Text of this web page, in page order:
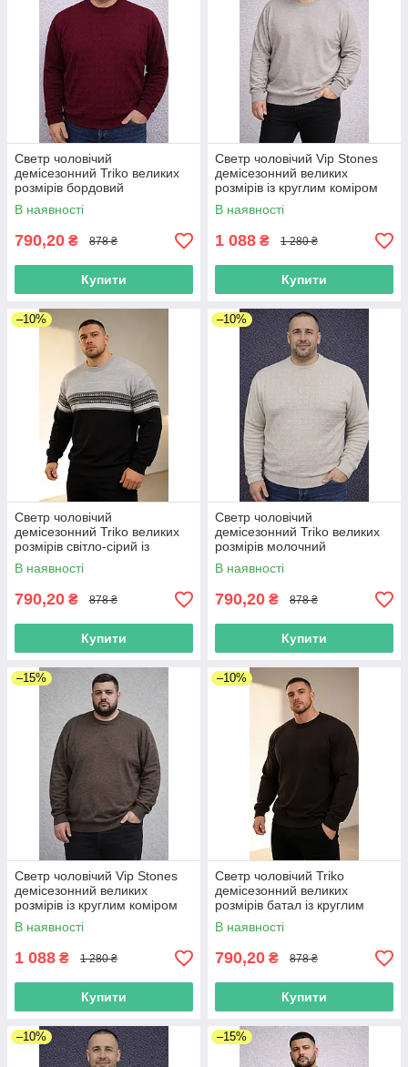
Светр чоловічий
демісезонний Triko великих
розмірів бордовий
В наявності
790,20 ₴ 878 ₴
Купити
Светр чоловічий Vip Stones
демісезонний великих
розмірів із круглим коміром
батал світло-бежевий
В наявності
1 088 ₴ 1 280 ₴
Купити
–10%
Светр чоловічий
демісезонний Triko великих
розмірів світло-сірий із
чорним
В наявності
790,20 ₴ 878 ₴
Купити
–10%
Светр чоловічий
демісезонний Triko великих
розмірів молочний
В наявності
790,20 ₴ 878 ₴
Купити
–15%
Светр чоловічий Vip Stones
демісезонний великих
розмірів із круглим коміром
батал коричневий
В наявності
1 088 ₴ 1 280 ₴
Купити
–10%
Светр чоловічий Triko
демісезонний великих
розмірів батал із круглим
коміром коричневий
В наявності
790,20 ₴ 878 ₴
Купити
–10% –15%